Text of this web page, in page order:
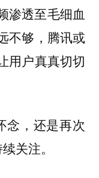
渗透至毛细血
不够，腾讯或
用户真真切切
念，还是再次
关注。